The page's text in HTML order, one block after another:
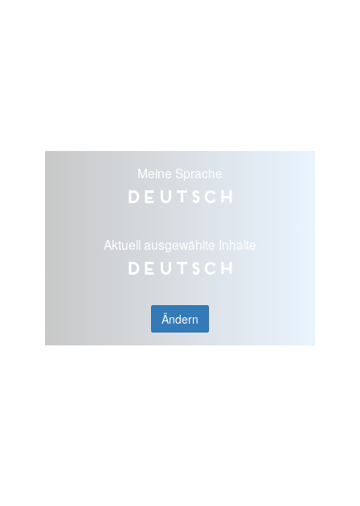
Meine Sprache
Deutsch
Aktuell ausgewählte Inhalte
Deutsch
Ändern